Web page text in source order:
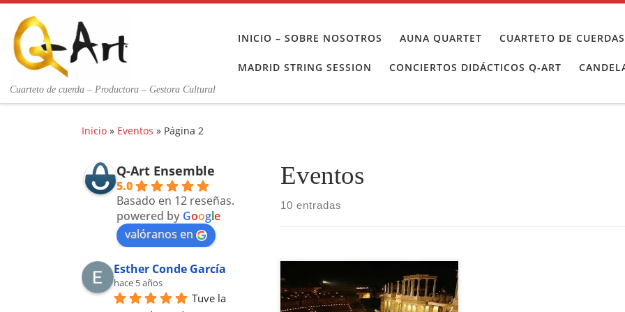
Saltar al contenido
Cuarteto de cuerda – Productora – Gestora Cultural
INICIO – SOBRE NOSOTROS AUNA QUARTET CUARTETO DE
MADRID STRING SESSION CONCIERTOS DIDÁCTICOS Q-ART
Inicio » Eventos » Página 2
Eventos
10 entradas
Un año más, nuestro cuarteto
de cuerda ha participado en la
Gala de Premios Ceres del
Q-Art Ensemble
5.0
Basado en 12 reseñas.
powered by Google
valóranos en
Esther Conde García
hace 5 años
Tuve la